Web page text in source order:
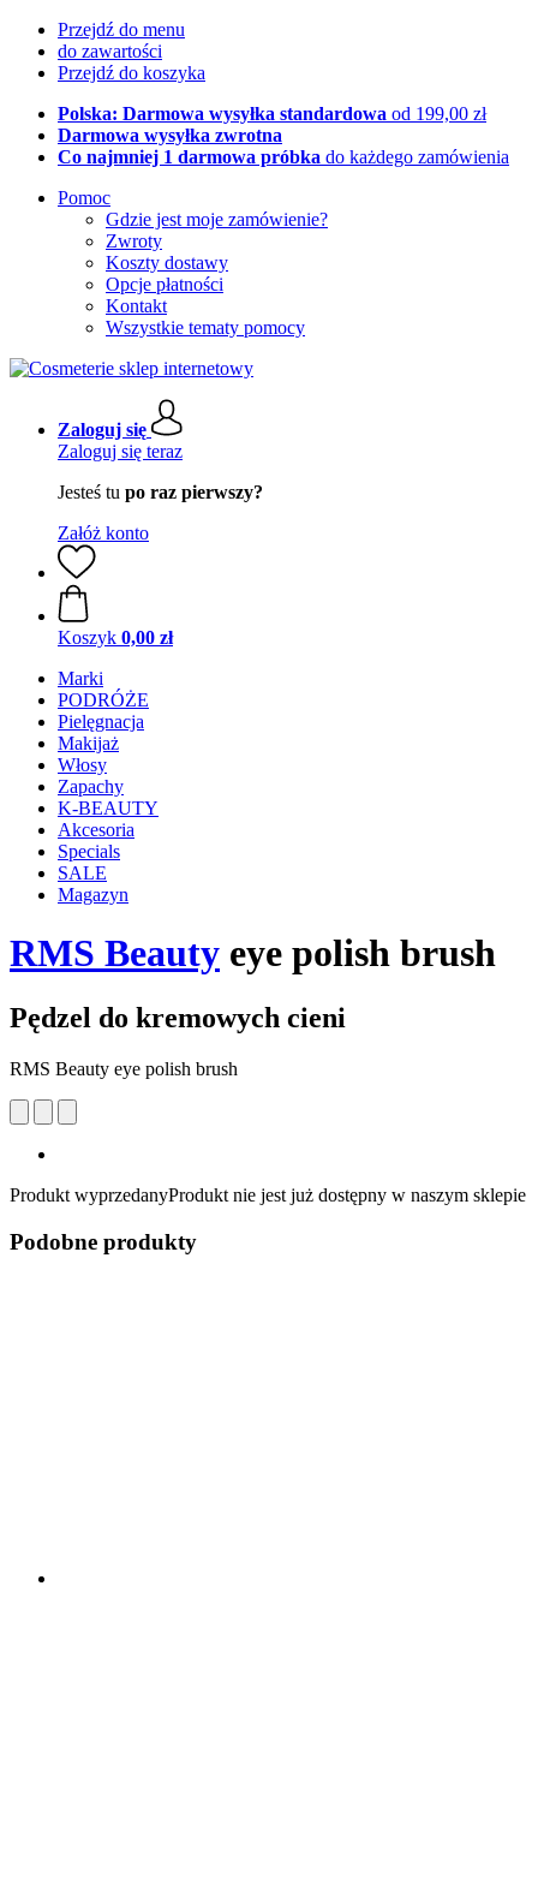
Przejdź do menu
do zawartości
Przejdź do koszyka
Polska: Darmowa wysyłka standardowa od 199,00 zł
Darmowa wysyłka zwrotna
Co najmniej 1 darmowa próbka do każdego zamówienia
Pomoc
Gdzie jest moje zamówienie?
Zwroty
Koszty dostawy
Opcje płatności
Kontakt
Wszystkie tematy pomocy
Zaloguj się
Zaloguj się teraz
Jesteś tu po raz pierwszy?
Załóż konto
Koszyk 0,00 zł
Marki
PODRÓŻE
Pielęgnacja
Makijaż
Włosy
Zapachy
K-BEAUTY
Akcesoria
Specials
SALE
Magazyn
RMS Beauty eye polish brush
Pędzel do kremowych cieni
RMS Beauty eye polish brush
Produkt wyprzedanyProdukt nie jest już dostępny w naszym sklepie
Podobne produkty